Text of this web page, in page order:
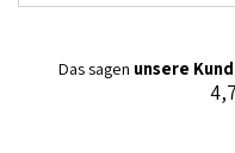
Das sagen unsere